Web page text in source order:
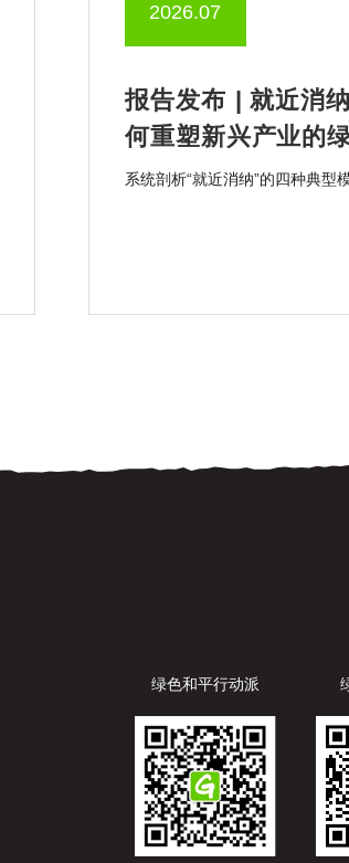
2026.07
报告发布 | 就近消
何重塑新兴产业的
力？
系统剖析“就近消纳”的四种典型
绿色和平行动派